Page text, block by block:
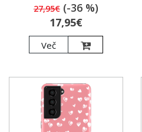
27,95€ (-36 %)
17,95€
Več